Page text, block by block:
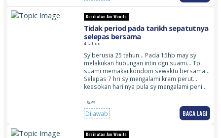
Kesihatan Am Wanita
Tidak period pada tarikh sepatutnya
selepas bersama
4 tahun
Sy berusia 25 tahun… Pada 15hb may sy
melakukan hubungan intin dgn suami… Tpi
suami memakai kondom sewaktu bersama…
Selepas 7 hri sy mengalami kram perut…
keesokan hari nya pula sy mengalami peni…
- Sulit
Dijawab BACA LAGI
Kesihatan Am Wanita